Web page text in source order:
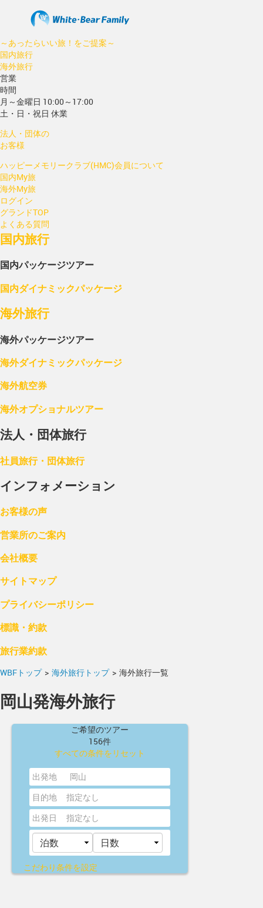
～あったらいい旅！をご提案～
国内旅行
海外旅行
営業
時間
月～金曜日 10:00～17:00
土・日・祝日 休業
法人・団体の
お客様
ハッピーメモリークラブ(HMC)会員について
国内My旅
海外My旅
ログイン
グランドTOP
よくある質問
国内旅行
国内パッケージツアー
国内ダイナミックパッケージ
海外旅行
海外パッケージツアー
海外ダイナミックパッケージ
海外航空券
海外オプショナルツアー
法人・団体旅行
社員旅行・団体旅行
インフォメーション
お客様の声
営業所のご案内
会社概要
サイトマップ
プライバシーポリシー
標識・約款
旅行業約款
WBFトップ > 海外旅行トップ > 海外旅行一覧
岡山発海外旅行
ご希望のツアー
156件
すべての条件をリセット
出発地
岡山
目的地
指定なし
出発日
指定なし
こだわり条件を設定